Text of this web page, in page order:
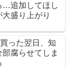
…追加してほし
盛り上がり
った翌日、知
腐らせてしま